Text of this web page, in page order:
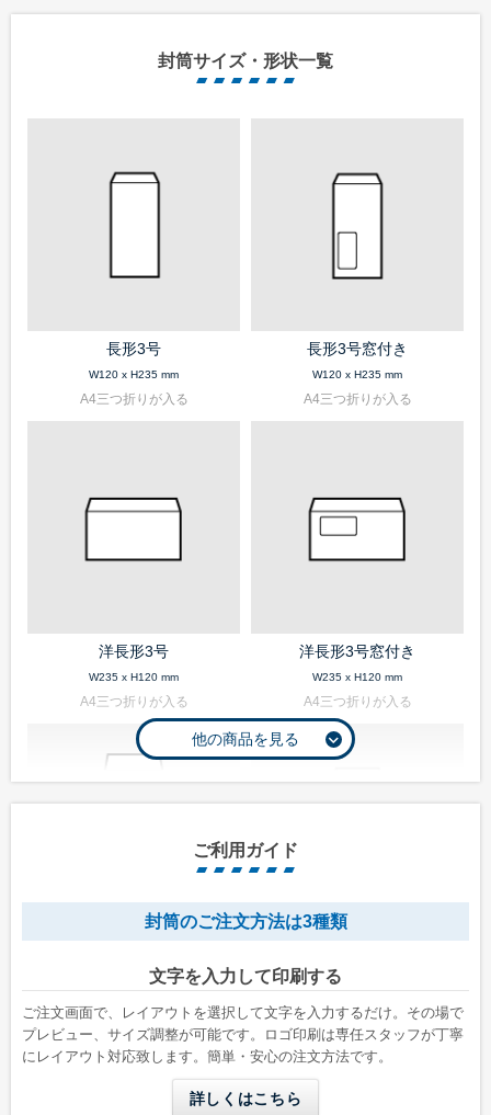
封筒サイズ・形状一覧
長形3号
W120 x H235 mm
A4三つ折りが入る
長形3号窓付き
W120 x H235 mm
A4三つ折りが入る
洋長形3号
W235 x H120 mm
A4三つ折りが入る
洋長形3号窓付き
W235 x H120 mm
A4三つ折りが入る
W142 x H332 mm
A4縦二つ折りが入る
W119 x H277 mm
B5縦二つ折りが入る
ご利用ガイド
封筒のご注文方法は3種類
文字を入力して印刷する
ご注文画面で、レイアウトを選択して文字を入力するだけ。その場で
プレビュー、サイズ調整が可能です。ロゴ印刷は専任スタッフが丁寧
にレイアウト対応致します。簡単・安心の注文方法です。
詳しくはこちら